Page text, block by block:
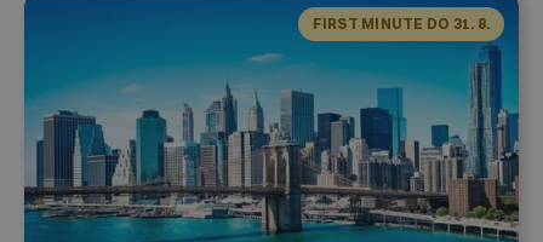
FIRST MINUTE DO 31. 8.